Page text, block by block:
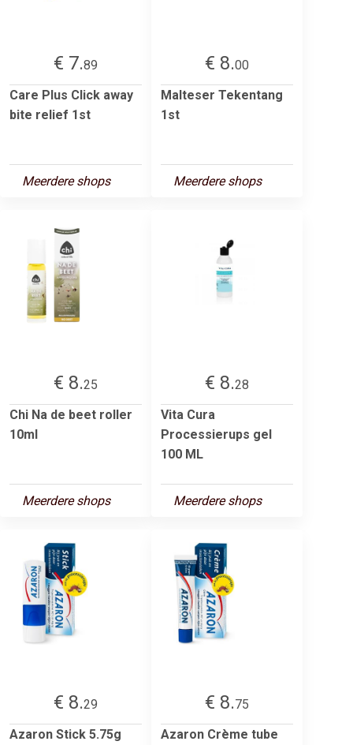
€ 7.89
Care Plus Click away
bite relief 1st
Meerdere shops
€ 8.00
Malteser Tekentang
1st
Meerdere shops
€ 8.25
Chi Na de beet roller
10ml
Meerdere shops
€ 8.28
Vita Cura
Processierups gel
100 ML
Meerdere shops
€ 8.29
Azaron Stick 5.75g
€ 8.75
Azaron Crème tube